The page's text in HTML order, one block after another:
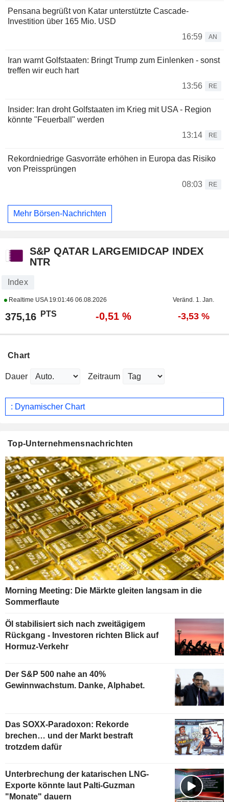
Pensana begrüßt von Katar unterstützte Cascade-
Investition über 165 Mio. USD
16:59
AN
Iran warnt Golfstaaten: Bringt Trump zum Einlenken - sonst
treffen wir euch hart
13:56
RE
Insider: Iran droht Golfstaaten im Krieg mit USA - Region
könnte "Feuerball" werden
13:14
RE
Rekordniedrige Gasvorräte erhöhen in Europa das Risiko
von Preissprüngen
08:03
RE
Mehr Börsen-Nachrichten
S&P QATAR LARGEMIDCAP INDEX
NTR
Index
Realtime USA 19:01:46 06.08.2026 Veränd. 1. Jan.
375,16 PTS -0,51 % -3,53 %
Chart
Dauer Zeitraum
: Dynamischer Chart
Top-Unternehmensnachrichten
Morning Meeting: Die Märkte gleiten langsam in die
Sommerflaute
Öl stabilisiert sich nach zweitägigem
Rückgang - Investoren richten Blick auf
Hormuz-Verkehr
Der S&P 500 nahe an 40%
Gewinnwachstum. Danke, Alphabet.
Das SOXX-Paradoxon: Rekorde
brechen… und der Markt bestraft
trotzdem dafür
Unterbrechung der katarischen LNG-
Exporte könnte laut Palti-Guzman
"Monate" dauern